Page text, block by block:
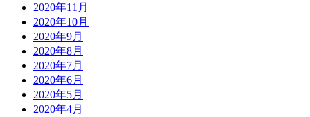
2020年11月
2020年10月
2020年9月
2020年8月
2020年7月
2020年6月
2020年5月
2020年4月